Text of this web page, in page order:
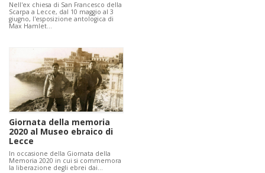
Nell'ex chiesa di San Francesco della
Scarpa a Lecce, dal 10 maggio al 3
giugno, l'esposizione antologica di
Max Hamlet…
Giornata della memoria
2020 al Museo ebraico di
Lecce
In occasione della Giornata della
Memoria 2020 in cui si commemora
la liberazione degli ebrei dai…